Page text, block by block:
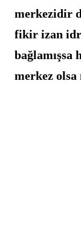
merkezidir
fikir izan
bağlamışsa
merkez olsa